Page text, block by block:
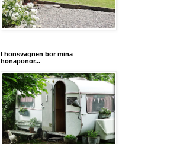
I hönsvagnen bor mina
hönapönor...